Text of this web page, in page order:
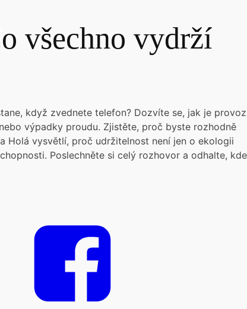
všechno vydrží
když zvednete telefon? Dozvíte se, jak je provoz
výpadky proudu. Zjistěte, proč byste rozhodně
Holá vysvětlí, proč udržitelnost není jen o ekologii
Poslechněte si celý rozhovor a odhalte, kde